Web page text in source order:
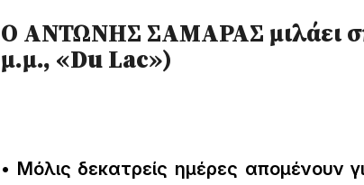
Ο ΑΝΤΩΝΗΣ ΣΑΜΑΡΑΣ μιλάει
μ.μ., «Du Lac»)
• Μόλις δεκατρείς ημέρες απομένουν